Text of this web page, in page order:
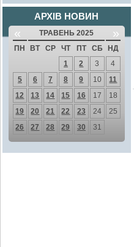
АРХІВ НОВИН
« ТРАВЕНЬ 2025 »
ПН ВТ СР ЧТ ПТ СБ
НД
1
2 3
4
5
6 7 8 9 10
11
12
13 14 15 16 17
18
19
20 21 22 23 24
25
26
27 28 29 30 31